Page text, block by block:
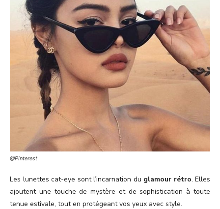
@Pinterest
Les lunettes cat-eye sont l’incarnation du glamour rétro. Elles
ajoutent une touche de mystère et de sophistication à toute
tenue estivale, tout en protégeant vos yeux avec style.